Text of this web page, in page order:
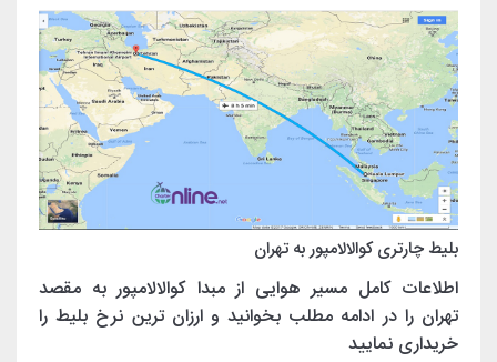
بلیط چارتری کوالالامپور به تهران
اطلاعات کامل مسیر هوایی از مبدا کوالالامپور به مقصد
تهران را در ادامه مطلب بخوانید و ارزان ترین نرخ بلیط را
خریداری نمایید